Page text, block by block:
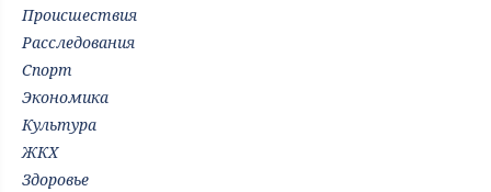
Происшествия
Расследования
Спорт
Экономика
Культура
ЖКХ
Здоровье